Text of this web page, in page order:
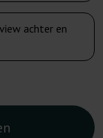
achter en